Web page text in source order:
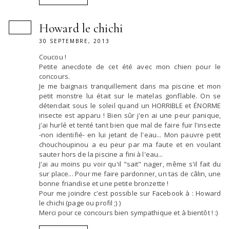
Howard le chichi
30 SEPTEMBRE, 2013
Coucou !
Petite anecdote de cet été avec mon chien pour le
concours.
Je me baignais tranquillement dans ma piscine et mon
petit monstre lui était sur le matelas gonflable. On se
détendait sous le soleil quand un HORRIBLE et ÉNORME
insecte est apparu ! Bien sûr j'en ai une peur panique,
j'ai hurlé et tenté tant bien que mal de faire fuir l'insecte
-non identifié- en lui jetant de l'eau... Mon pauvre petit
chouchoupinou a eu peur par ma faute et en voulant
sauter hors de la piscine a fini à l'eau...
J'ai au moins pu voir qu'il "sait" nager, même s'il fait du
sur place... Pour me faire pardonner, un tas de câlin, une
bonne friandise et une petite bronzette !
Pour me joindre c'est possible sur Facebook à : Howard
le chichi (page ou profil ;) )
Merci pour ce concours bien sympathique et à bientôt ! :)